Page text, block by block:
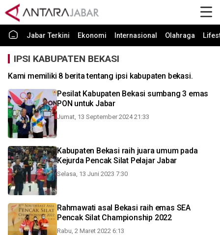
Jabar Terkini Ekonomi Internasional Olahraga
IPSI KABUPATEN BEKASI
Kami memiliki 8 berita tentang ipsi kabupaten bekasi.
Pesilat Kabupaten Bekasi sumbang 3 emas
PON untuk Jabar
Jumat, 13 September 2024 21:33
Kabupaten Bekasi raih juara umum pada
Kejurda Pencak Silat Pelajar Jabar
Selasa, 13 Juni 2023 7:30
Rahmawati asal Bekasi raih emas SEA
Pencak Silat Championship 2022
Rabu, 2 Maret 2022 6:13